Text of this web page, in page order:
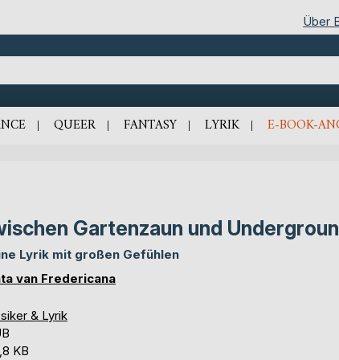
Über
QUEER FANTASY LYRIK E-BOOK-
Gartenzaun und
Lyrik mit großen Gefühlen
van Fredericana
& Lyrik
KB